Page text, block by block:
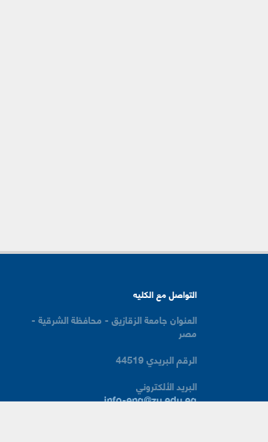
التواصل مع الكليه
العنوان جامعة الزقازيق - محافظة الشرقية -
مصر
الرقم البريدي44519
البريد الألكتروني
info-eng@zu.edu.eg